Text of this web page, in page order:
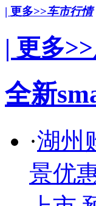
| 更多>>车市行情
| 更多>>
全新
·湖州
景优